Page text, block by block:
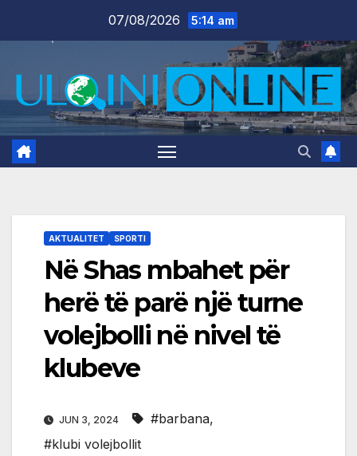
07/08/2026 5:14 am
AKTUALITET SPORTI
Në Shas mbahet për
herë të parë një turne
volejbolli në nivel të
klubeve
JUN 3, 2024 #barbana,
#klubi volejbollit